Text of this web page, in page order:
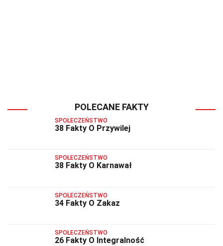
POLECANE FAKTY
SPOŁECZEŃSTWO
38 Fakty O Przywilej
SPOŁECZEŃSTWO
38 Fakty O Karnawał
SPOŁECZEŃSTWO
34 Fakty O Zakaz
SPOŁECZEŃSTWO
26 Fakty O Integralność